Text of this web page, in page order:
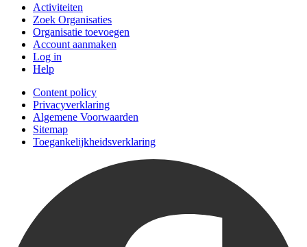
Activiteiten
Zoek Organisaties
Organisatie toevoegen
Account aanmaken
Log in
Help
Content policy
Privacyverklaring
Algemene Voorwaarden
Sitemap
Toegankelijkheidsverklaring